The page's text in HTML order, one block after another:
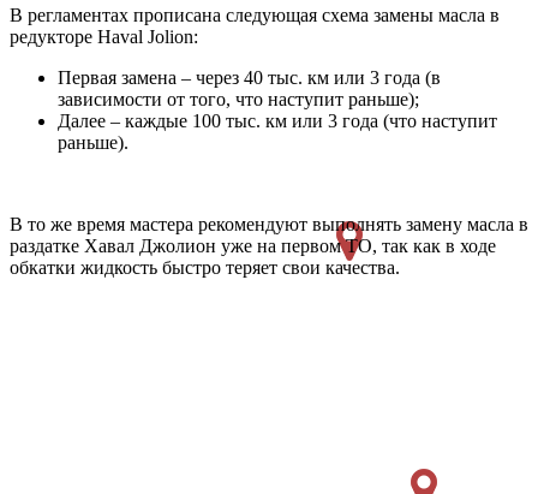
В регламентах прописана следующая схема замены масла в
редукторе Haval Jolion:
Первая замена – через 40 тыс. км или 3 года (в
зависимости от того, что наступит раньше);
Далее – каждые 100 тыс. км или 3 года (что наступит
раньше).
В то же время мастера рекомендуют выполнять замену масла в
раздатке Хавал Джолион уже на первом ТО, так как в ходе
обкатки жидкость быстро теряет свои качества.